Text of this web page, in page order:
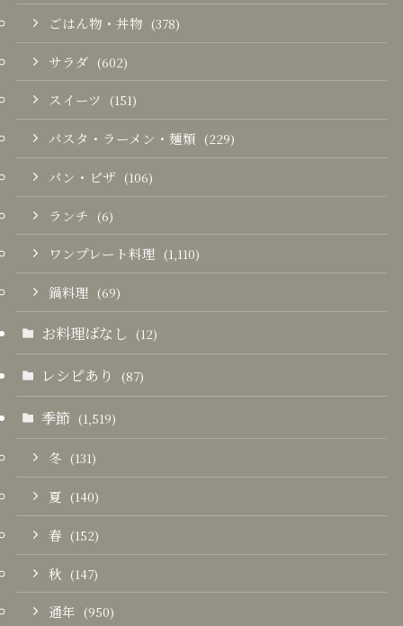
ごはん物・丼物 (378)
サラダ (602)
スイーツ (151)
パスタ・ラーメン・麺類 (229)
パン・ピザ (106)
ランチ (6)
ワンプレート料理 (1,110)
鍋料理 (69)
お料理ばなし (12)
レシピあり (87)
季節 (1,519)
冬 (131)
夏 (140)
春 (152)
秋 (147)
通年 (950)